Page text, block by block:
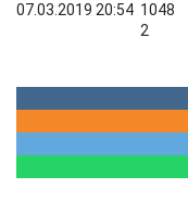
07.03.2019 20:54 1048
2